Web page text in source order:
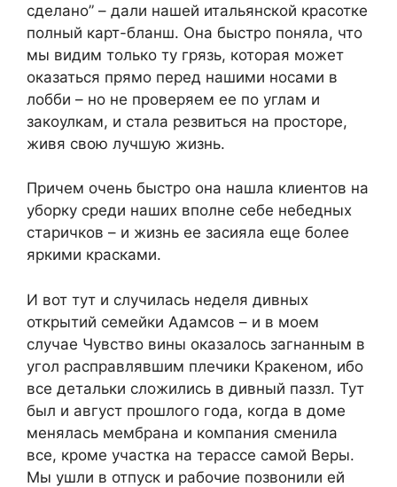
сделано” – дали нашей итальянской красотке
полный карт-бланш. Она быстро поняла, что
мы видим только ту грязь, которая может
оказаться прямо перед нашими носами в
лобби – но не проверяем ее по углам и
закоулкам, и стала резвиться на просторе,
живя свою лучшую жизнь.
Причем очень быстро она нашла клиентов на
уборку среди наших вполне себе небедных
старичков – и жизнь ее засияла еще более
яркими красками.
И вот тут и случилась неделя дивных
открытий семейки Адамсов – и в моем
случае Чувство вины оказалось загнанным в
угол расправлявшим плечики Кракеном, ибо
все детальки сложились в дивный паззл. Тут
был и август прошлого года, когда в доме
менялась мембрана и компания сменила
все, кроме участка на терассе самой Веры.
Мы ушли в отпуск и рабочие позвонили ей